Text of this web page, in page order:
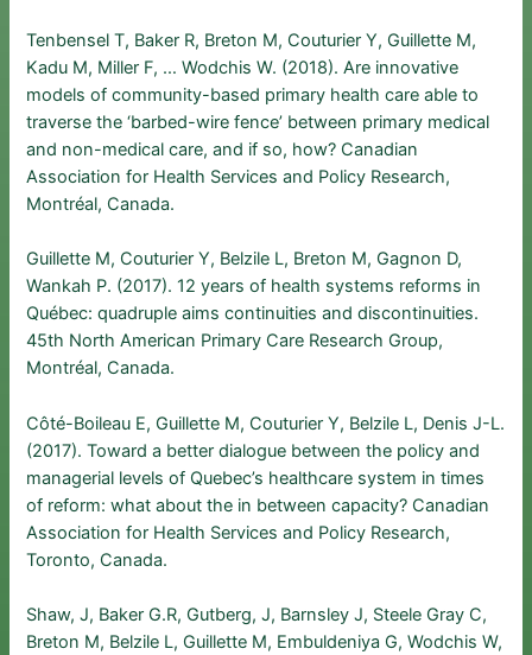
Tenbensel T, Baker R, Breton M, Couturier Y, Guillette M,
Kadu M, Miller F, … Wodchis W. (2018). Are innovative
models of community-based primary health care able to
traverse the ‘barbed-wire fence’ between primary medical
and non-medical care, and if so, how? Canadian
Association for Health Services and Policy Research,
Montréal, Canada.
Guillette M, Couturier Y, Belzile L, Breton M, Gagnon D,
Wankah P. (2017). 12 years of health systems reforms in
Québec: quadruple aims continuities and discontinuities.
45th North American Primary Care Research Group,
Montréal, Canada.
Côté-Boileau E, Guillette M, Couturier Y, Belzile L, Denis J-L.
(2017). Toward a better dialogue between the policy and
managerial levels of Quebec’s healthcare system in times
of reform: what about the in between capacity? Canadian
Association for Health Services and Policy Research,
Toronto, Canada.
Shaw, J, Baker G.R, Gutberg, J, Barnsley J, Steele Gray C,
Breton M, Belzile L, Guillette M, Embuldeniya G, Wodchis W,